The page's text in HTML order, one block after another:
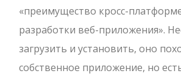
«преимущество кросс-
разработки веб-приложения».
загрузить и установить, оно
собственное приложение, но